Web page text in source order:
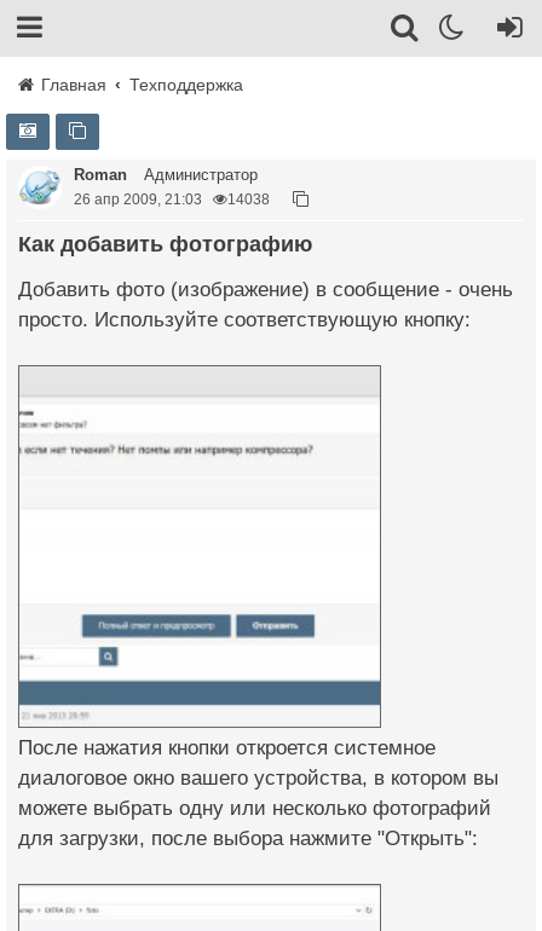
Главная Техподдержка
Roman Администратор
26 апр 2009, 21:03 14038
Как добавить фотографию
Добавить фото (изображение) в сообщение - очень
просто. Используйте соответствующую кнопку:
После нажатия кнопки откроется системное
диалоговое окно вашего устройства, в котором вы
можете выбрать одну или несколько фотографий
для загрузки, после выбора нажмите "Открыть":